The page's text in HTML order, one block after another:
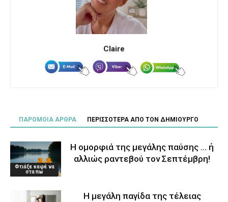
Claire
ΠΑΡΟΜΟΙΑ ΑΡΘΡΑ ΠΕΡΙΣΣΟΤΕΡΑ ΑΠΟ ΤΟΝ ΔΗΜΙΟΥΡΓΟ
Φτιάξε καφέ να
στα πω
Η ομορφιά της μεγάλης παύσης … ή
αλλιώς ραντεβού τον Σεπτέμβρη!
Η μεγάλη παγίδα της τέλειας